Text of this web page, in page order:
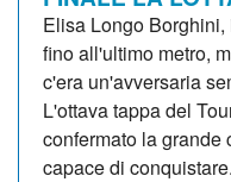
Elisa Longo
fino all'ultimo metro,
c'era un'avversaria
L'ottava tappa del
confermato la
capace di